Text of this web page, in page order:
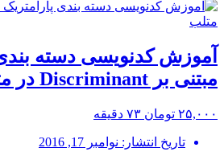
آموزش کدنویسی دسته
مبتنی بر Discriminant در متلب
۲۵,۰۰۰ تومان ۷۳ دقیقه
تاریخ انتشار: نوامبر 17, 2016